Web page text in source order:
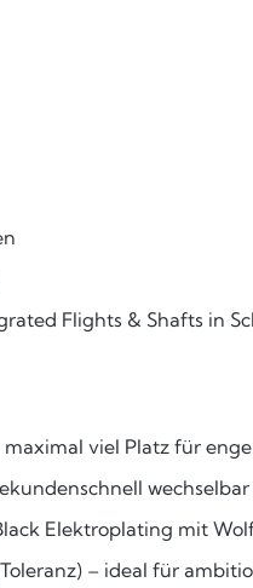
Flights & Shafts in
viel Platz für
Elektroplating mit
– ideal für